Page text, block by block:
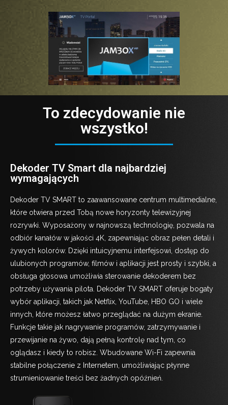
To zdecydowanie nie
wszystko!
Dekoder TV Smart dla najbardziej
wymagających
Dekoder TV SMART to zaawansowane centrum multimedialne,
które otwiera przed Tobą nowe horyzonty telewizyjnej
rozrywki. Wyposażony w najnowszą technologię, pozwala na
odbiór kanałów w jakości 4K, zapewniając obraz pełen detali i
żywych kolorów. Dzięki intuicyjnemu interfejsowi, dostęp do
ulubionych programów, filmów i aplikacji jest prosty i szybki, a
obsługa głosowa umożliwia sterowanie dekoderem bez
potrzeby używania pilota. Dekoder TV SMART oferuje bogaty
wybór aplikacji, takich jak Netflix, YouTube, HBO GO i wiele
innych, które możesz łatwo przeglądać na dużym ekranie.
Funkcje takie jak nagrywanie programów, zatrzymywanie i
przewijanie na żywo, dają pełną kontrolę nad tym, co
oglądasz i kiedy to robisz. Wbudowane Wi-Fi zapewnia
stabilne połączenie z Internetem, umożliwiając płynne
strumieniowanie treści bez żadnych opóźnień.